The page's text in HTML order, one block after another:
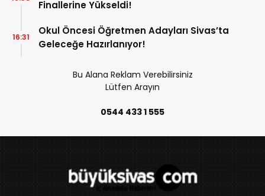
Finallerine Yükseldi!
Okul Öncesi Öğretmen Adayları Sivas’ta
Geleceğe Hazırlanıyor!
16:31
Bu Alana Reklam Verebilirsiniz
Lütfen Arayın
0544 433 1 555